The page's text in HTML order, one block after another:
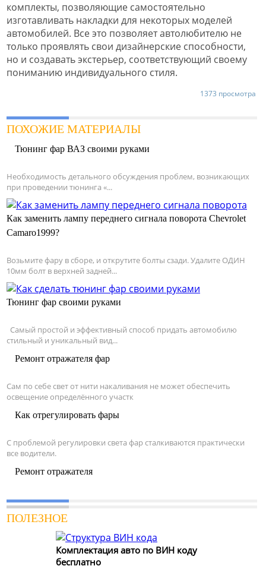
комплекты, позволяющие самостоятельно
изготавливать накладки для некоторых моделей
автомобилей. Все это позволяет автолюбителю не
только проявлять свои дизайнерские способности,
но и создавать экстерьер, соответствующий своему
пониманию индивидуального стиля.
1373 просмотра
ПОХОЖИЕ МАТЕРИАЛЫ
Тюнинг фар ВАЗ своими руками
Необходимость детального обсуждения проблем, возникающих
при проведении тюнинга «...
Как заменить лампу переднего сигнала поворота Chevrolet
Camaro1999?
Возьмите фару в сборе, и открутите болты сзади. Удалите ОДИН
10мм болт в верхней задней...
Тюнинг фар своими руками
Самый простой и эффективный способ придать автомобилю
стильный и уникальный вид...
Ремонт отражателя фар
Сам по себе свет от нити накаливания не может обеспечить
освещение определённого участк
Как отрегулировать фары
С проблемой регулировки света фар сталкиваются практически
все водители.
Ремонт отражателя
ПОЛЕЗНОЕ
Комплектация авто по ВИН коду
бесплатно